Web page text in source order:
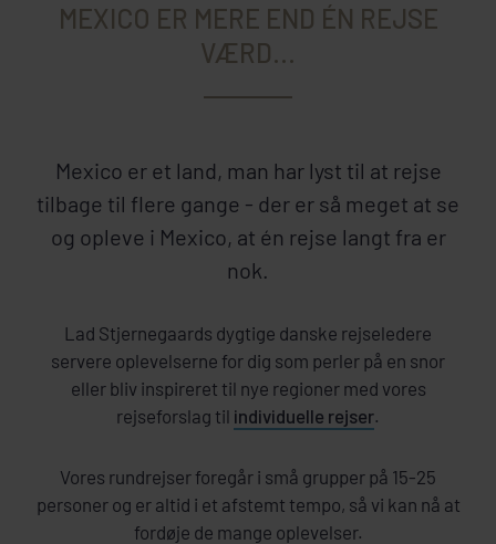
MEXICO ER MERE END ÉN REJSE
VÆRD...
Mexico er et land, man har lyst til at rejse
tilbage til flere gange - der er så meget at se
og opleve i Mexico, at én rejse langt fra er
nok.
Lad Stjernegaards dygtige danske rejseledere
servere oplevelserne for dig som perler på en snor
eller bliv inspireret til nye regioner med vores
rejseforslag til individuelle rejser.
Vores rundrejser foregår i små grupper på 15-25
personer og er altid i et afstemt tempo, så vi kan nå at
fordøje de mange oplevelser.